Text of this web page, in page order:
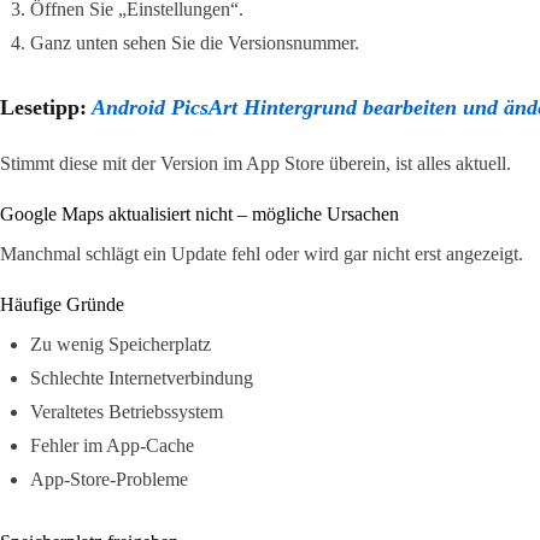
Öffnen Sie „Einstellungen“.
Ganz unten sehen Sie die Versionsnummer.
Lesetipp: Android PicsArt Hintergrund bearbeiten und
Stimmt diese mit der Version im App Store überein, ist alles aktuell.
Google Maps aktualisiert nicht – mögliche Ursachen
Manchmal schlägt ein Update fehl oder wird gar nicht erst angezeigt.
Häufige Gründe
Zu wenig Speicherplatz
Schlechte Internetverbindung
Veraltetes Betriebssystem
Fehler im App-Cache
App-Store-Probleme